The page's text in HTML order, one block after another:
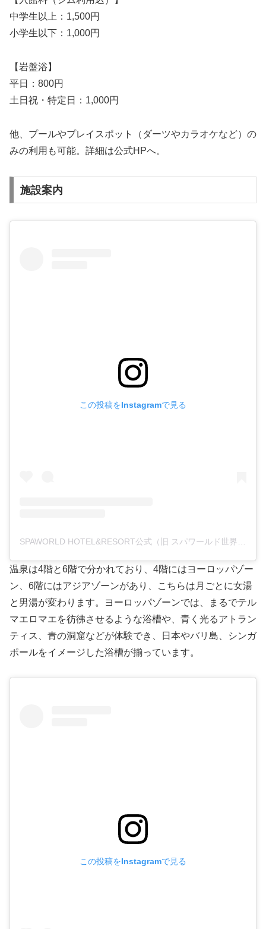
中学生以上：1,500円
小学生以下：1,000円
【岩盤浴】
平日：800円
土日祝・特定日：1,000円
他、プールやプレイスポット（ダーツやカラオケなど）の
みの利用も可能。詳細は公式HPへ。
施設案内
この投稿をInstagramで見る
温泉は4階と6階で分かれており、4階にはヨーロッパゾー
ン、6階にはアジアゾーンがあり、こちらは月ごとに女湯
と男湯が変わります。ヨーロッパゾーンでは、まるでテル
マエロマエを彷彿させるような浴槽や、青く光るアトラン
ティス、青の洞窟などが体験でき、日本やバリ島、シンガ
ポールをイメージした浴槽が揃っています。
この投稿をInstagramで見る